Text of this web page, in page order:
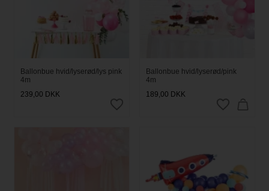
Ballonbue hvid/lyserød/lys pink
4m
239,00 DKK
Ballonbue hvid/lyserød/pink
4m
189,00 DKK